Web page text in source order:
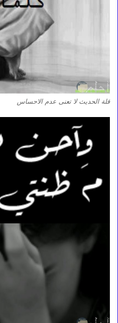
قلة الحديث لا تعنى عدم الاحساس